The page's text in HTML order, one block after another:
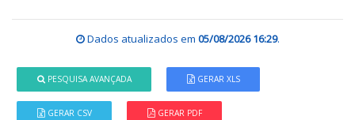
Dados atualizados em 05/08/2026 16:29.
PESQUISA AVANÇADA GERAR XLS
GERAR CSV GERAR PDF